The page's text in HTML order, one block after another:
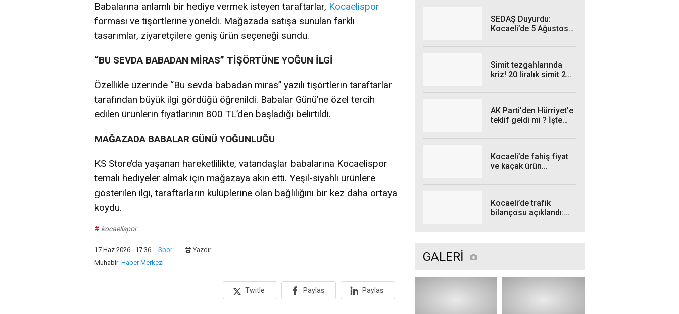
Babalarına anlamlı bir hediye vermek isteyen taraftarlar, Kocaelispor
forması ve tişörtlerine yöneldi. Mağazada satışa sunulan farklı
tasarımlar, ziyaretçilere geniş ürün seçeneği sundu.
“BU SEVDA BABADAN MİRAS” TİŞÖRTÜNE YOĞUN İLGİ
Özellikle üzerinde “Bu sevda babadan miras” yazılı tişörtlerin taraftarlar
tarafından büyük ilgi gördüğü öğrenildi. Babalar Günü’ne özel tercih
edilen ürünlerin fiyatlarının 800 TL’den başladığı belirtildi.
MAĞAZADA BABALAR GÜNÜ YOĞUNLUĞU
KS Store’da yaşanan hareketlilikte, vatandaşlar babalarına Kocaelispor
temalı hediyeler almak için mağazaya akın etti. Yeşil-siyahlı ürünlere
gösterilen ilgi, taraftarların kulüplerine olan bağlılığını bir kez daha ortaya
koydu.
# kocaelispor
17 Haz 2026 - 17:36 - Spor
Yazdır
Muhabir Haber Merkezi
Twitle Paylaş Paylaş
SEDAŞ Duyurdu:
Kocaeli’de 5 Ağustos
Simit tezgahlarında
kriz! 20 liralık simit 25
AK Parti'den Hürriyet'e
teklif geldi mi ? İşte
Kocaeli’de fahiş fiyat
ve kaçak ürün
Kocaeli’de trafik
bilançosu açıklandı:
GALERİ